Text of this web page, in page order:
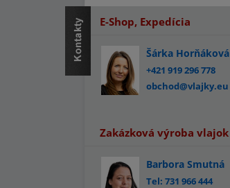
E-Shop, Expedícia
Šárka Horňáková
+421 919 296 778
obchod@vlajky.eu
Zakázková výroba vlajok
Barbora Smutná
Tel: 731 966 444